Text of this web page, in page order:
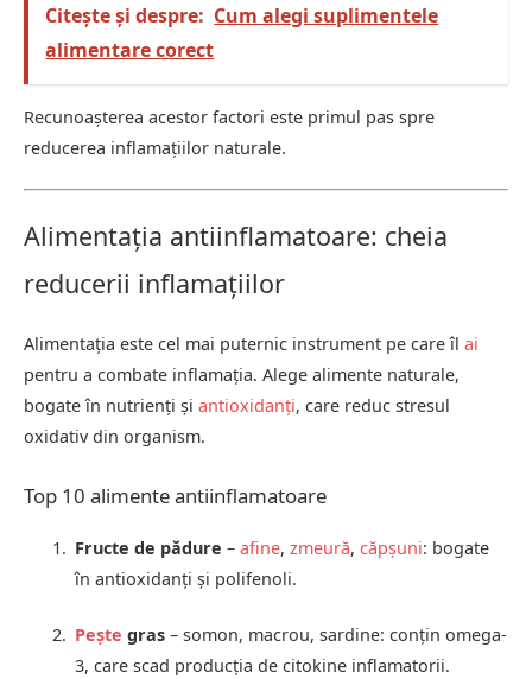
Citește și despre: Cum alegi suplimentele
alimentare corect
Recunoașterea acestor factori este primul pas spre
reducerea inflamațiilor naturale.
Alimentația antiinflamatoare: cheia
reducerii inflamațiilor
Alimentația este cel mai puternic instrument pe care îl ai
pentru a combate inflamația. Alege alimente naturale,
bogate în nutrienți și antioxidanți, care reduc stresul
oxidativ din organism.
Top 10 alimente antiinflamatoare
Fructe de pădure – afine, zmeură, căpșuni: bogate
în antioxidanți și polifenoli.
Pește gras – somon, macrou, sardine: conțin omega-
3, care scad producția de citokine inflamatorii.